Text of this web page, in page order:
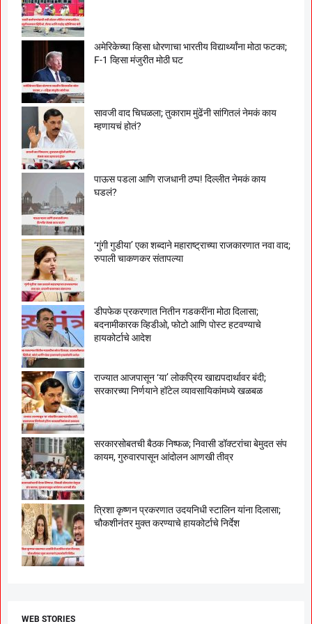
अमेरिकेच्या व्हिसा धोरणाचा भारतीय विद्यार्थ्यांना मोठा फटका;
F-1 व्हिसा मंजुरीत मोठी घट
सावजी वाद चिघळला; तुकाराम मुंढेंनी सांगितलं नेमकं काय
म्हणायचं होतं?
पाऊस पडला आणि राजधानी ठप्प! दिल्लीत नेमकं काय
घडलं?
‘गुंगी गुडीया’ एका शब्दाने महाराष्ट्राच्या राजकारणात नवा वाद;
रुपाली चाकणकर संतापल्या
डीपफेक प्रकरणात नितीन गडकरींना मोठा दिलासा;
बदनामीकारक व्हिडीओ, फोटो आणि पोस्ट हटवण्याचे
हायकोर्टाचे आदेश
राज्यात आजपासून ‘या’ लोकप्रिय खाद्यपदार्थावर बंदी;
सरकारच्या निर्णयाने हॉटेल व्यावसायिकांमध्ये खळबळ
सरकारसोबतची बैठक निष्फळ; निवासी डॉक्टरांचा बेमुदत संप
कायम, गुरुवारपासून आंदोलन आणखी तीव्र
त्रिशा कृष्णन प्रकरणात उदयनिधी स्टालिन यांना दिलासा;
चौकशीनंतर मुक्त करण्याचे हायकोर्टाचे निर्देश
WEB STORIES